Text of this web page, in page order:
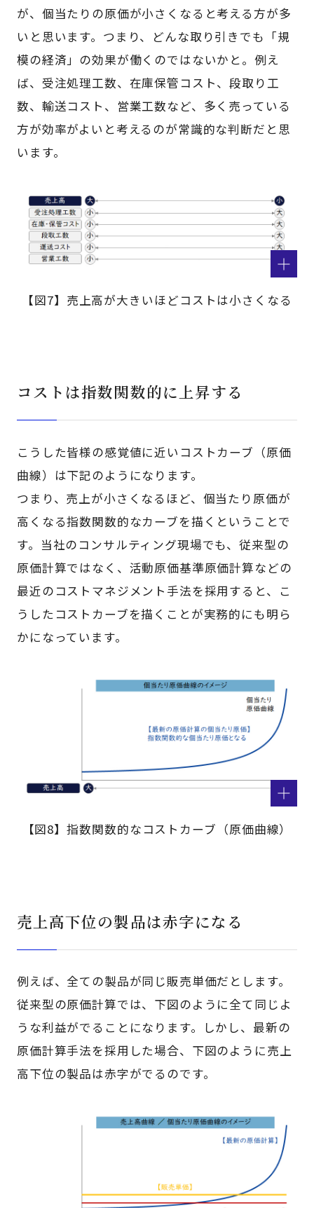
が、個当たりの原価が小さくなると考える方が多
いと思います。つまり、どんな取り引きでも「規
模の経済」の効果が働くのではないかと。例え
ば、受注処理工数、在庫保管コスト、段取り工
数、輸送コスト、営業工数など、多く売っている
方が効率がよいと考えるのが常識的な判断だと思
います。
【図7】売上高が大きいほどコストは小さくなる
コストは指数関数的に上昇する
こうした皆様の感覚値に近いコストカーブ（原価
曲線）は下記のようになります。
つまり、売上が小さくなるほど、個当たり原価が
高くなる指数関数的なカーブを描くということで
す。当社のコンサルティング現場でも、従来型の
原価計算ではなく、活動原価基準原価計算などの
最近のコストマネジメント手法を採用すると、こ
うしたコストカーブを描くことが実務的にも明ら
かになっています。
【図8】指数関数的なコストカーブ（原価曲線）
売上高下位の製品は赤字になる
例えば、全ての製品が同じ販売単価だとします。
従来型の原価計算では、下図のように全て同じよ
うな利益がでることになります。しかし、最新の
原価計算手法を採用した場合、下図のように売上
高下位の製品は赤字がでるのです。